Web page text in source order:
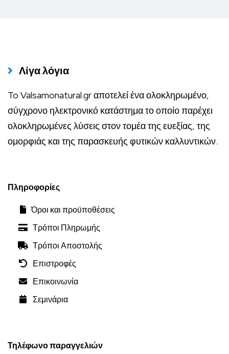
Λίγα λόγια
To Valsamonatural.gr αποτελεί ένα ολοκληρωμένο,
σύγχρονο ηλεκτρονικό κατάστημα το οποίο παρέχει
ολοκληρωμένες λύσεις στον τομέα της ευεξίας, της
ομορφιάς και της παρασκευής φυτικών καλλυντικών.
Πληροφορίες
Όροι και προϋποθέσεις
Τρόποι Πληρωμής
Τρόποι Αποστολής
Επιστροφές
Επικοινωνία
Σεμινάρια
Τηλέφωνο παραγγελιών